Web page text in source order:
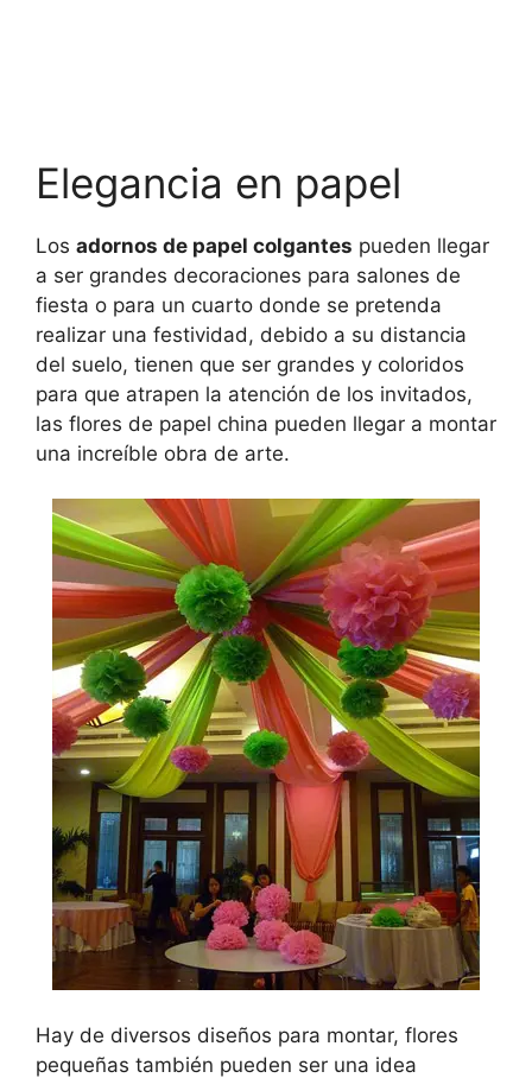
Elegancia en papel
Los adornos de papel colgantes pueden llegar
a ser grandes decoraciones para salones de
fiesta o para un cuarto donde se pretenda
realizar una festividad, debido a su distancia
del suelo, tienen que ser grandes y coloridos
para que atrapen la atención de los invitados,
las flores de papel china pueden llegar a montar
una increíble obra de arte.
Hay de diversos diseños para montar, flores
pequeñas también pueden ser una idea